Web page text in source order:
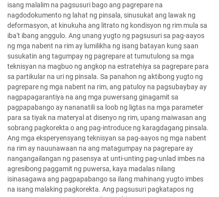
isang malalim na pagsusuri bago ang pagrepare na
nagdodokumento ng lahat ng pinsala, sinusukat ang lawak ng
deformasyon, at kinukuha ang litrato ng kondisyon ng rim mula sa
iba't ibang anggulo. Ang unang yugto ng pagsusuri sa pag-aayos
ng mga nabent na rim ay lumilikha ng isang batayan kung saan
susukatin ang tagumpay ng pagrepare at tumutulong sa mga
teknisyan na magbuo ng angkop na estratehiya sa pagrepare para
sa partikular na uri ng pinsala. Sa panahon ng aktibong yugto ng
pagrepare ng mga nabent na rim, ang patuloy na pagsubaybay ay
nagpapagarantiya na ang mga puwersang ginagamit sa
pagpapabango ay nananatili sa loob ng ligtas na mga parameter
para sa tiyak na materyal at disenyo ng rim, upang maiwasan ang
sobrang pagkorekta o ang pag-introduce ng karagdagang pinsala.
Ang mga eksperyensyang teknisyan sa pag-aayos ng mga nabent
na rim ay nauunawaan na ang matagumpay na pagrepare ay
nangangailangan ng pasensya at unti-unting pag-unlad imbes na
agresibong paggamit ng puwersa, kaya madalas nilang
isinasagawa ang pagpapabango sa ilang mahinang yugto imbes
na isang malaking pagkorekta. Ang pagsusuri pagkatapos ng